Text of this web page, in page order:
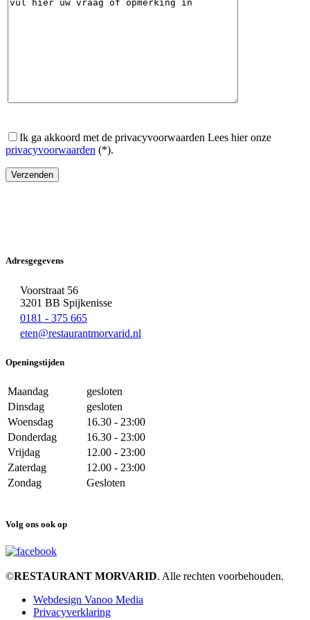
Ik ga akkoord met de privacyvoorwaarden Lees hier onze
privacyvoorwaarden (*).
Adresgegevens
Voorstraat 56
3201 BB Spijkenisse
0181 - 375 665
eten@restaurantmorvarid.nl
Openingstijden
Maandag
gesloten
Dinsdag
gesloten
Woensdag
16.30 - 23:00
Donderdag
16.30 - 23:00
Vrijdag
12.00 - 23:00
Zaterdag
12.00 - 23:00
Zondag
Gesloten
Volg ons ook op
©RESTAURANT MORVARID. Alle rechten voorbehouden.
Webdesign Vanoo Media
Privacyverklaring